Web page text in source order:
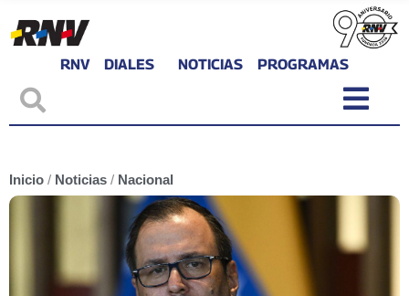
RNV DIALES NOTICIAS PROGRAMAS
Inicio / Noticias / Nacional